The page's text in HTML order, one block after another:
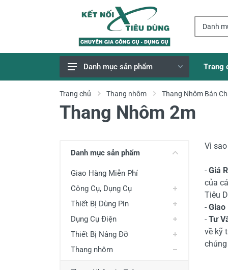
Giao Hàng Miễn Phí
Công Cụ, Dụng Cụ
Phụ Tùng, Linh Kiện
Máy Hàn & Phụ Kiện
Thiết Bị Đo Điện
Thước Đo Laser
Danh mục sản phẩm Trang
Trang chủ Thang nhôm Thang Nhôm Bán
Thang Nhôm 2m
Danh mục sản phẩm
Giao Hàng Miễn Phí
Công Cụ, Dụng Cụ
Thiết Bị Dùng Pin
Dụng Cụ Điện
Thiết Bị Nâng Đỡ
Thang nhôm
Vì
- Giá
của
Tiêu
- Giao
- Tư
về kỹ